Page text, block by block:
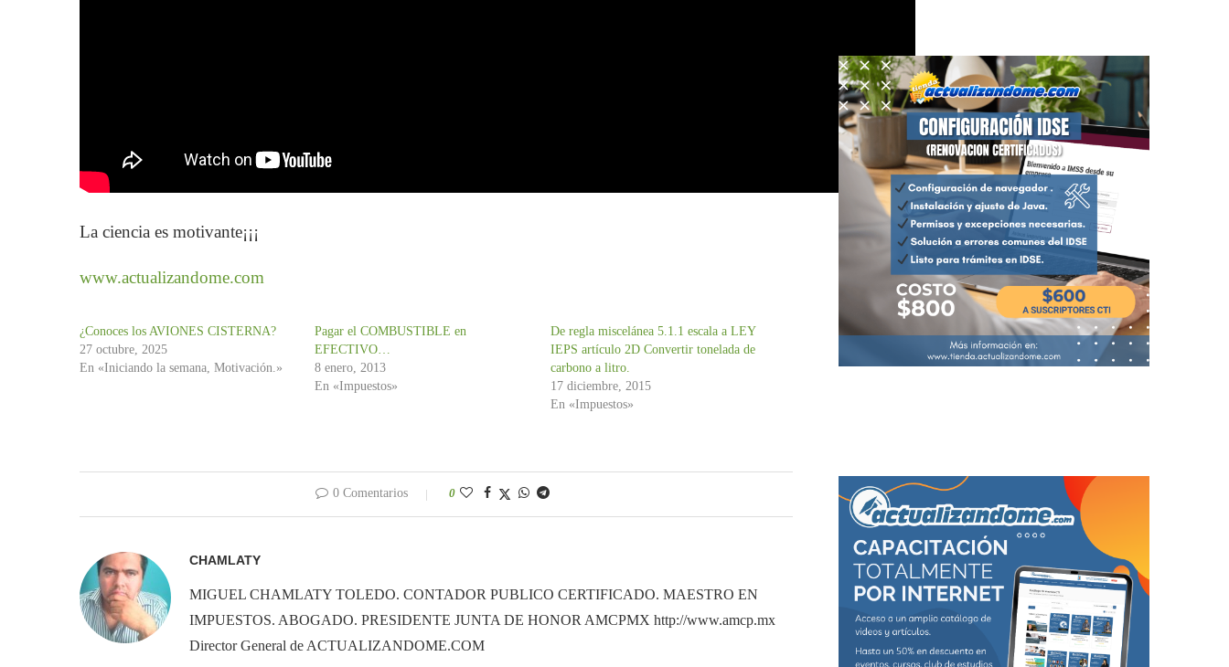
La ciencia es motivante¡¡¡
www.actualizandome.com
¿Conoces los AVIONES CISTERNA?
27 octubre, 2025
En «Iniciando la semana, Motivación.»
Pagar el COMBUSTIBLE en
EFECTIVO…
8 enero, 2013
En «Impuestos»
De regla miscelánea 5.1.1 escala a LEY
IEPS artículo 2D Convertir tonelada de
carbono a litro.
17 diciembre, 2015
En «Impuestos»
0 Comentarios 0
CHAMLATY
MIGUEL CHAMLATY TOLEDO. CONTADOR PUBLICO CERTIFICADO. MAESTRO EN
IMPUESTOS. ABOGADO. PRESIDENTE JUNTA DE HONOR AMCPMX http://www.amcp.mx
Director General de ACTUALIZANDOME.COM